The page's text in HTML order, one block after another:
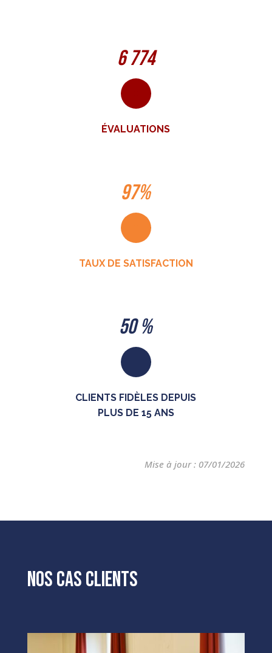
6 774
ÉVALUATIONS
97%
TAUX DE SATISFACTION
50 %
CLIENTS FIDÈLES DEPUIS
PLUS DE 15 ANS
Mise à jour : 07/01/2026
Nos cas clients